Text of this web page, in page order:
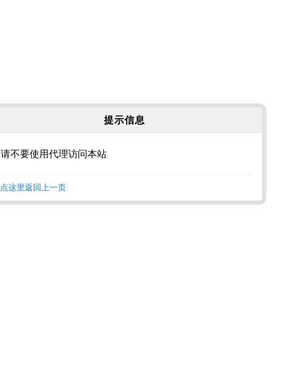
提示信息
请不要使用代理访问本站
点这里返回上一页